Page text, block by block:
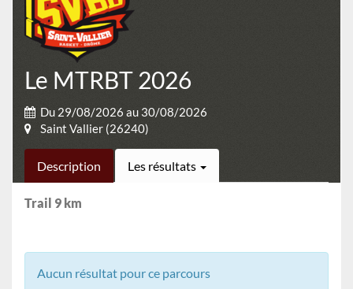
Le MTRBT 2026
Du 29/08/2026 au 30/08/2026
Saint Vallier (26240)
Description Les résultats
Trail 9 km
Aucun résultat pour ce parcours